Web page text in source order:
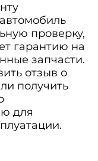
проверку,
гарантию на
запчасти.
отзыв о
получить
для